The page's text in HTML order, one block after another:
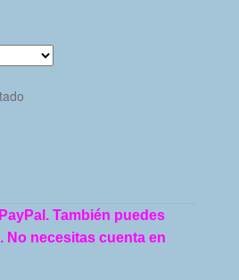
También puedes
No necesitas cuenta en